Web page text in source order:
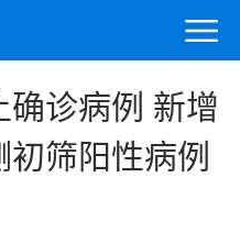
确诊病例 新增
筛阳性病例